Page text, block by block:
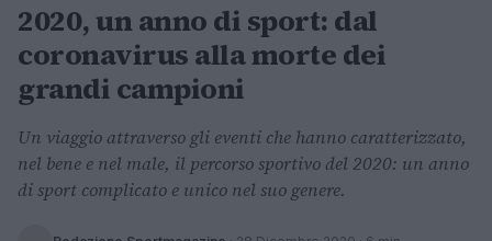
2020, un anno di sport: dal
coronavirus alla morte dei
grandi campioni
Un viaggio attraverso gli eventi che hanno caratterizzato,
nel bene e nel male, il percorso sportivo del 2020: un anno
di sport complicato e unico nel suo genere.